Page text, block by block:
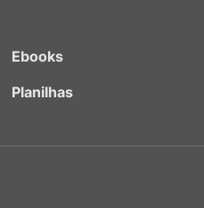
Ebooks
Planilhas